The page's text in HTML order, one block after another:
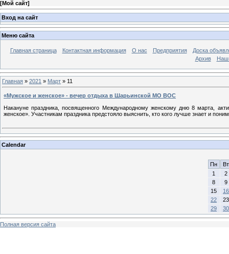
[Мой сайт]
Вход на сайт
Меню сайта
Главная страница Контактная информация О нас Предприятия
Доска
Архив
Главная » 2021 » Март » 11
«Мужское и женское» - вечер отдыха в Шарьинской МО ВОС
Накануне праздника, посвященного Международному женскому дню 8 марта,
женское». Участникам праздника предстояло выяснить, кто кого лучше знает и
Calendar
Пн
Вт
1
2
8
9
15
16
22
23
29
30
Полная версия сайта